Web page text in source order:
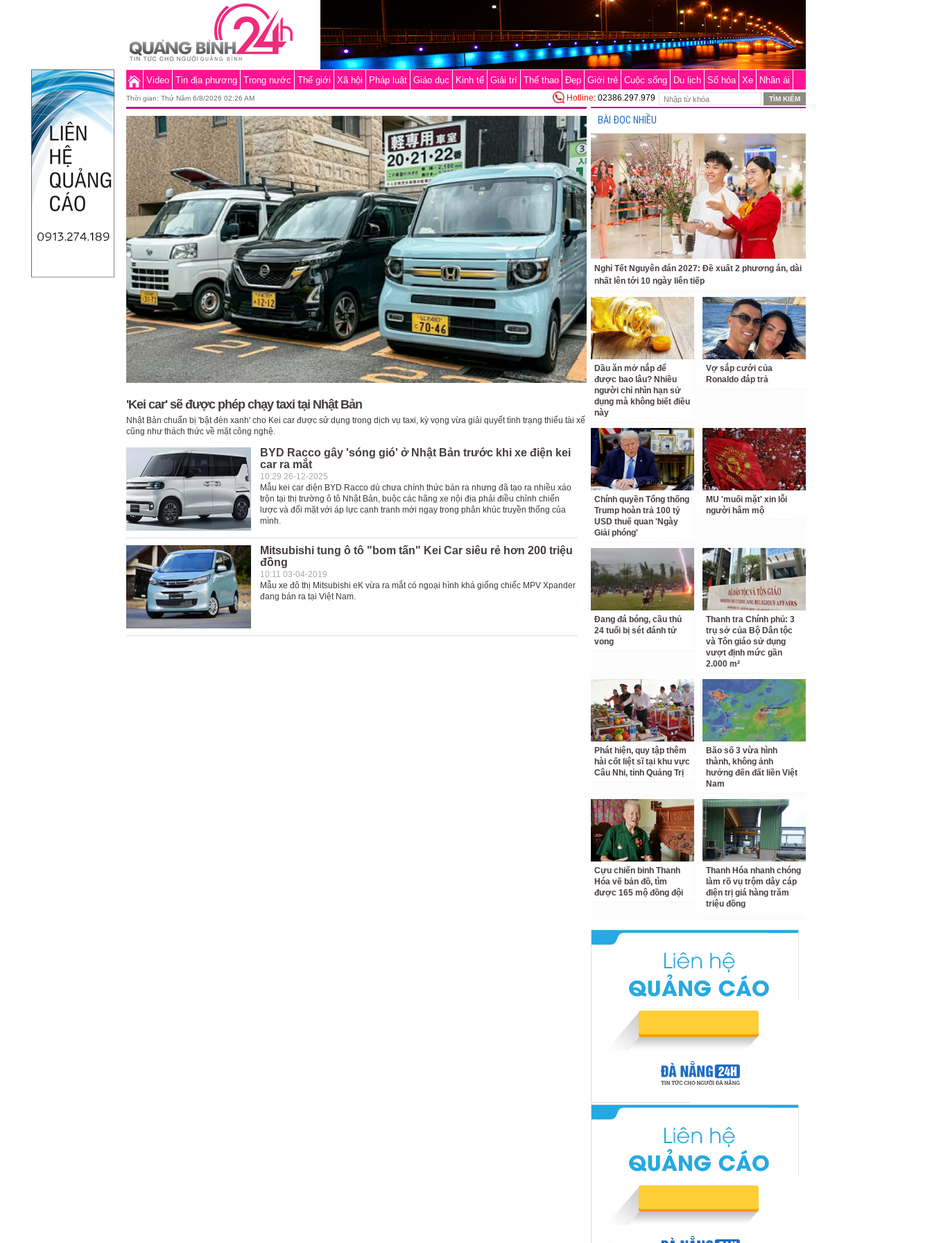
Video Tin địa phương Trong nước Thế giới Xã hội Pháp luật Giáo dục Kinh tế Giải trí Thể thao Đẹp Giới trẻ Cuộc sống Du lịch Số hóa Xe Nhân ái
Thời gian: Thứ Năm 6/8/2026 02:26 AM Hotline: 02386.297.979
'Kei car' sẽ được phép chạy taxi tại Nhật Bản
Nhật Bản chuẩn bị 'bật đèn xanh' cho Kei car được sử dụng trong dịch vụ taxi, kỳ vọng vừa giải quyết tình trạng thiếu tài xế
cũng như thách thức về mặt công nghệ.
BYD Racco gây 'sóng gió' ở Nhật Bản trước khi xe điện kei
car ra mắt
10:29 26-12-2025
Mẫu kei car điện BYD Racco dù chưa chính thức bán ra nhưng đã tạo ra nhiều xáo
trộn tại thị trường ô tô Nhật Bản, buộc các hãng xe nội địa phải điều chỉnh chiến
lược và đối mặt với áp lực cạnh tranh mới ngay trong phân khúc truyền thống của
mình.
Mitsubishi tung ô tô "bom tấn" Kei Car siêu rẻ hơn 200 triệu
đồng
10:11 03-04-2019
Mẫu xe đô thị Mitsubishi eK vừa ra mắt có ngoại hình khá giống chiếc MPV Xpander
đang bán ra tại Việt Nam.
BÀI ĐỌC NHIỀU
Nghỉ Tết Nguyên đán 2027: Đề xuất 2 phương án, dài
nhất lên tới 10 ngày liên tiếp
Dầu ăn mở nắp để
được bao lâu? Nhiều
người chỉ nhìn hạn sử
dụng mà không biết điều
này
Vợ sắp cưới của
Ronaldo đáp trả
Chính quyền Tổng thống
Trump hoàn trả 100 tỷ
USD thuế quan 'Ngày
Giải phóng'
MU 'muối mặt' xin lỗi
người hâm mộ
Đang đá bóng, cầu thủ
24 tuổi bị sét đánh tử
vong
Thanh tra Chính phủ: 3
trụ sở của Bộ Dân tộc
và Tôn giáo sử dụng
vượt định mức gần
2.000 m²
Phát hiện, quy tập thêm
hài cốt liệt sĩ tại khu vực
Câu Nhi, tỉnh Quảng Trị
Bão số 3 vừa hình
thành, không ảnh
hưởng đến đất liền Việt
Nam
Cựu chiến binh Thanh
Hóa vẽ bản đồ, tìm
được 165 mộ đồng đội
Thanh Hóa nhanh chóng
làm rõ vụ trộm dây cáp
điện trị giá hàng trăm
triệu đồng